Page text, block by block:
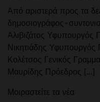
Από αριστερά προς τα
δημοσιογράφος-
Αλιβιζάτος Υφυπουργός
Νικητιάδης Υφυπουργός
Κολέτσος Γενικός
Μαυρίδης Πρόεδρος […]
Μοιραστείτε τα νέα